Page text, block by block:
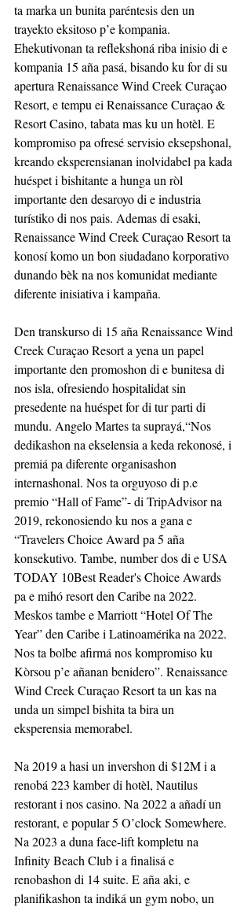
ta marka un bunita paréntesis den un
trayekto eksitoso p’e kompania.
Ehekutivonan ta reflekshoná riba inisio di e
kompania 15 aña pasá, bisando ku for di su
apertura Renaissance Wind Creek Curaçao
Resort, e tempu ei Renaissance Curaçao &
Resort Casino, tabata mas ku un hotèl. E
kompromiso pa ofresé servisio eksepshonal,
kreando eksperensianan inolvidabel pa kada
huéspet i bishitante a hunga un ròl
importante den desaroyo di e industria
turístiko di nos pais. Ademas di esaki,
Renaissance Wind Creek Curaçao Resort ta
konosí komo un bon siudadano korporativo
dunando bèk na nos komunidat mediante
diferente inisiativa i kampaña.
Den transkurso di 15 aña Renaissance Wind
Creek Curaçao Resort a yena un papel
importante den promoshon di e bunitesa di
nos isla, ofresiendo hospitalidat sin
presedente na huéspet for di tur parti di
mundu. Angelo Martes ta suprayá,“Nos
dedikashon na ekselensia a keda rekonosé, i
premiá pa diferente organisashon
internashonal. Nos ta orguyoso di p.e
premio “Hall of Fame”- di TripAdvisor na
2019, rekonosiendo ku nos a gana e
“Travelers Choice Award pa 5 aña
konsekutivo. Tambe, number dos di e USA
TODAY 10Best Reader's Choice Awards
pa e mihó resort den Caribe na 2022.
Meskos tambe e Marriott “Hotel Of The
Year” den Caribe i Latinoamérika na 2022.
Nos ta bolbe afirmá nos kompromiso ku
Kòrsou p’e añanan benidero”. Renaissance
Wind Creek Curaçao Resort ta un kas na
unda un simpel bishita ta bira un
eksperensia memorabel.
Na 2019 a hasi un invershon di $12M i a
renobá 223 kamber di hotèl, Nautilus
restorant i nos casino. Na 2022 a añadí un
restorant, e popular 5 O’clock Somewhere.
Na 2023 a duna face-lift kompletu na
Infinity Beach Club i a finalisá e
renobashon di 14 suite. E aña aki, e
planifikashon ta indiká un gym nobo, un